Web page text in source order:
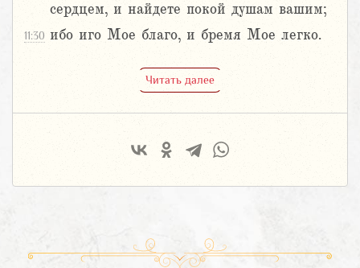
сердцем, и найдете покой душам вашим;
11:30 ибо иго Мое благо, и бремя Мое легко.
Читать далее